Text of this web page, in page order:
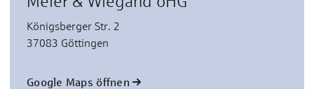
Königsberger Str. 2
37083 Göttingen
Google Maps öffnen